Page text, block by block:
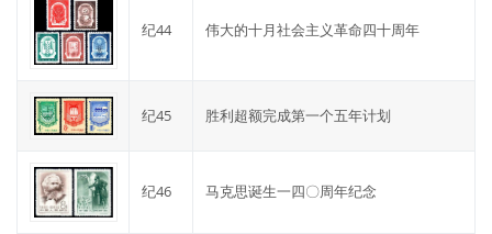
纪44 伟大的十月社会主义革命四十周年
纪45 胜利超额完成第一个五年计划
纪46 马克思诞生一四〇周年纪念